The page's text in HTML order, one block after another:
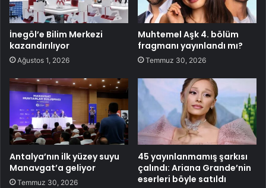
İnegöl’e Bilim Merkezi
kazandırılıyor
Ağustos 1, 2026
Muhtemel Aşk 4. bölüm
fragmanı yayınlandı mı?
Temmuz 30, 2026
Antalya’nın ilk yüzey suyu
Manavgat’a geliyor
Temmuz 30, 2026
45 yayınlanmamış şarkısı
çalındı: Ariana Grande’nin
eserleri böyle satıldı